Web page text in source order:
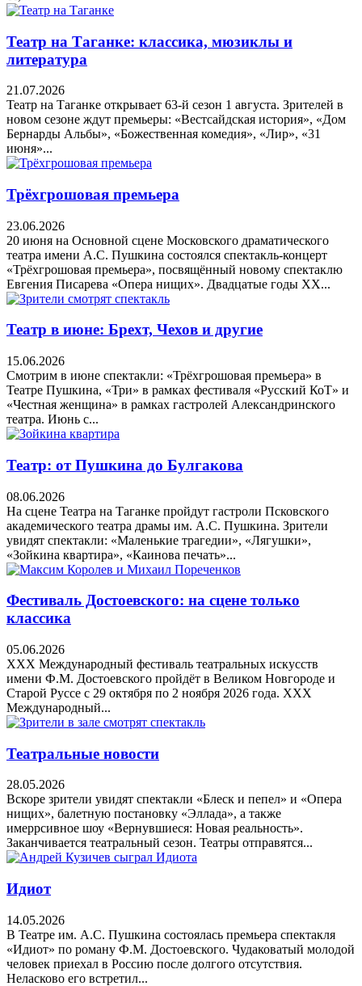
Театр на Таганке: классика, мюзиклы и
литература
21.07.2026
Театр на Таганке открывает 63-й сезон 1 августа. Зрителей в
новом сезоне ждут премьеры: «Вестсайдская история», «Дом
Бернарды Альбы», «Божественная комедия», «Лир», «31
июня»...
Трёхгрошовая премьера
23.06.2026
20 июня на Основной сцене Московского драматического
театра имени А.С. Пушкина состоялся спектакль-концерт
«Трёхгрошовая премьера», посвящённый новому спектаклю
Евгения Писарева «Опера нищих». Двадцатые годы XX...
Театр в июне: Брехт, Чехов и другие
15.06.2026
Смотрим в июне спектакли: «Трёхгрошовая премьера» в
Театре Пушкина, «Три» в рамках фестиваля «Русский КоТ» и
«Честная женщина» в рамках гастролей Александринского
театра. Июнь с...
Театр: от Пушкина до Булгакова
08.06.2026
На сцене Театра на Таганке пройдут гастроли Псковского
академического театра драмы им. А.С. Пушкина. Зрители
увидят спектакли: «Маленькие трагедии», «Лягушки»,
«Зойкина квартира», «Каинова печать»...
Фестиваль Достоевского: на сцене только
классика
05.06.2026
XXX Международный фестиваль театральных искусств
имени Ф.М. Достоевского пройдёт в Великом Новгороде и
Старой Руссе с 29 октября по 2 ноября 2026 года. XXX
Международный...
Театральные новости
28.05.2026
Вскоре зрители увидят спектакли «Блеск и пепел» и «Опера
нищих», балетную постановку «Эллада», а также
имеррсивное шоу «Вернувшиеся: Новая реальность».
Заканчивается театральный сезон. Театры отправятся...
Идиот
14.05.2026
В Театре им. А.С. Пушкина состоялась премьера спектакля
«Идиот» по роману Ф.М. Достоевского. Чудаковатый молодой
человек приехал в Россию после долгого отсутствия.
Неласково его встретил...